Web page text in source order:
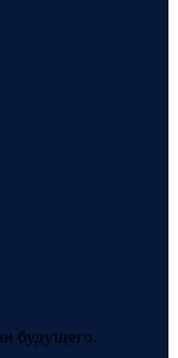
будущего.